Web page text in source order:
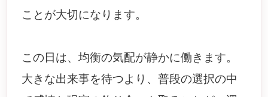
ことが大切になります。
この日は、均衡の気配が静かに働きます。
大きな出来事を待つより、普段の選択の中